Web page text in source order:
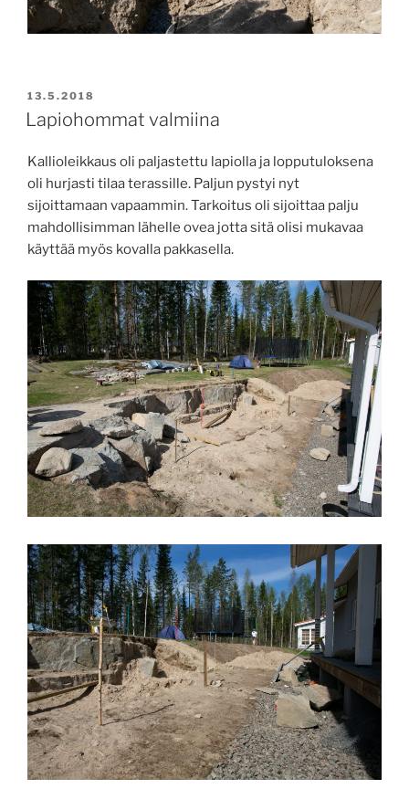
JULKAISTU
13.5.2018
Lapiohommat valmiina
Kallioleikkaus oli paljastettu lapiolla ja lopputuloksena
oli hurjasti tilaa terassille. Paljun pystyi nyt
sijoittamaan vapaammin. Tarkoitus oli sijoittaa palju
mahdollisimman lähelle ovea jotta sitä olisi mukavaa
käyttää myös kovalla pakkasella.